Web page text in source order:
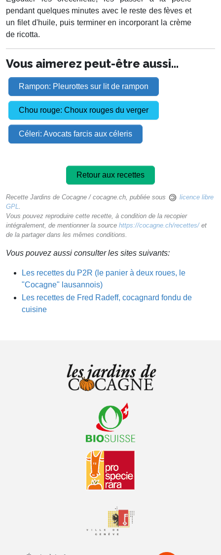
pendant quelques minutes avec le reste des fèves et
un filet d'huile, puis terminer en incorporant la crème
de ricotta.
Vous aimerez peut-être aussi...
Rampon: Pleurottes sur lit de rampon
Chou rouge: Choux rouges du verger
Céleri: Avocats farcis aux céleris
Retour aux recettes
Recette Jardins de Cocagne / cocagne.ch, publiée sous
licence libre
GPL.
Vous pouvez reproduire cette recette, à condition de la recopier
intégralement, de mentionner la source https://cocagne.ch/recettes/et
de la partager dans les mêmes conditions.
Vous pouvez aussi consulter les sites suivants:
Les recettes du P2R (le panier à deux roues, le
"Cocagne" lausannois)
Les recettes de Fred Radeff, cocagnard fondu de
cuisine